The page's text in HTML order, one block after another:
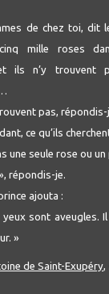
de chez toi, dit
mille roses
ils n’y trouvent
pas,
ce qu’ils
une seule rose ou
répondis-je.
ajouta :
sont aveugles.
»
de Saint-Exupéry,